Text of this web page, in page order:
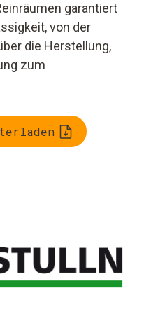
garantiert
von der
die Herstellung,
zum